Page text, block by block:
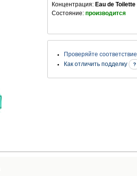
Концентрация: Eau de Toilette
Состояние: производится
Проверяйте соответствие
Как отличить подделку
?